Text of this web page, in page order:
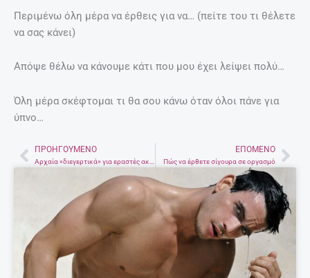
Περιμένω όλη μέρα να έρθεις για να… (πείτε του τι θέλετε
να σας κάνει)
Απόψε θέλω να κάνουμε κάτι που μου έχει λείψει πολύ…
Όλη μέρα σκέφτομαι τι θα σου κάνω όταν όλοι πάνε για
ύπνο…
PrevΠΡΟΗΓΟΎΜΕΝΟ ΕΠΌΜΕΝΟ
Πώς να έρθετε σίγουρα σε οργασμό